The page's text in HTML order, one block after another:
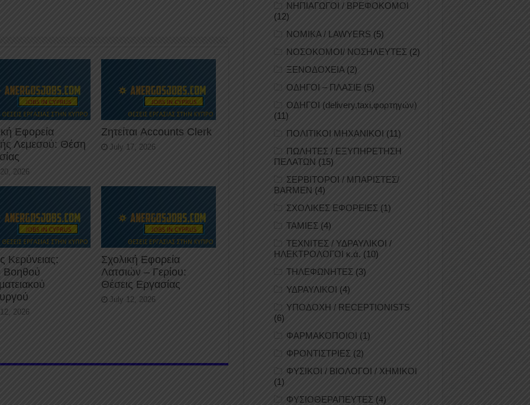
Εφορεία
Λεμεσού: Θέση
2026
Ζητείται Accounts Clerk
July 17, 2026
Κερύνειας:
Βοηθού
2026
Σχολική Εφορεία
Λατσιών – Γερίου:
Θέσεις Εργασίας
July 12, 2026
ΝΗΠΙΑΓΩΓΟΙ / ΒΡΕΦΟΚΟΜΟΙ
(12)
ΝΟΜΙΚΑ / LAWYERS (5)
ΝΟΣΟΚΟΜΟΙ/ ΝΟΣΗΛΕΥΤΕΣ (2)
ΞΕΝΟΔΟΧΕΙΑ(2)
ΟΔΗΓΟΙ – ΠΛΑΣΙΕ (5)
ΟΔΗΓΟΙ (delivery,taxi,φορτηγών)
(11)
ΠΟΛΙΤΙΚΟΙ ΜΗΧΑΝΙΚΟΙ (11)
ΠΩΛΗΤΕΣ / ΕΞΥΠΗΡΕΤΗΣΗ
ΠΕΛΑΤΩΝ (15)
ΣΕΡΒΙΤΟΡΟΙ / ΜΠΑΡΙΣΤΕΣ/
BARMEN (4)
ΣΧΟΛΙΚΕΣ ΕΦΟΡΕΙΕΣ (1)
ΤΑΜΙΕΣ (4)
ΤΕΧΝΙΤΕΣ / ΥΔΡΑΥΛΙΚΟΙ /
ΗΛΕΚΤΡΟΛΟΓΟΙ κ.ά. (10)
ΤΗΛΕΦΩΝΗΤΕΣ (3)
ΥΔΡΑΥΛΙΚΟΙ (4)
ΥΠΟΔΟΧΗ / RECEPTIONISTS
(6)
ΦΑΡΜΑΚΟΠΟΙΟΙ (1)
ΦΡΟΝΤΙΣΤΡΙΕΣ (2)
ΦΥΣΙΚΟΙ / ΒΙΟΛΟΓΟΙ / ΧΗΜΙΚΟΙ
(1)
ΦΥΣΙΟΘΕΡΑΠΕΥΤΕΣ (4)